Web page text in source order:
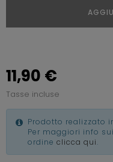
11,90 €
Tasse incluse
Prodotto realizzato
Per maggiori info
ordine clicca qui.